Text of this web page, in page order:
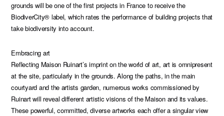
grounds will be one of the first projects in France to receive the
BiodiverCity® label, which rates the performance of building projects that
take biodiversity into account.
Embracing art
Reflecting Maison Ruinart’s imprint on the world of art, art is omnipresent
at the site, particularly in the grounds. Along the paths, in the main
courtyard and the artists garden, numerous works commissioned by
Ruinart will reveal different artistic visions of the Maison and its values.
These powerful, committed, diverse artworks each offer a singular view